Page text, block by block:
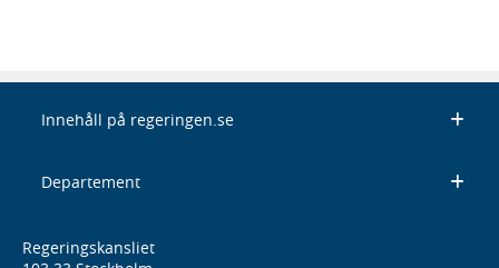
Innehåll på regeringen.se
Departement
Regeringskansliet